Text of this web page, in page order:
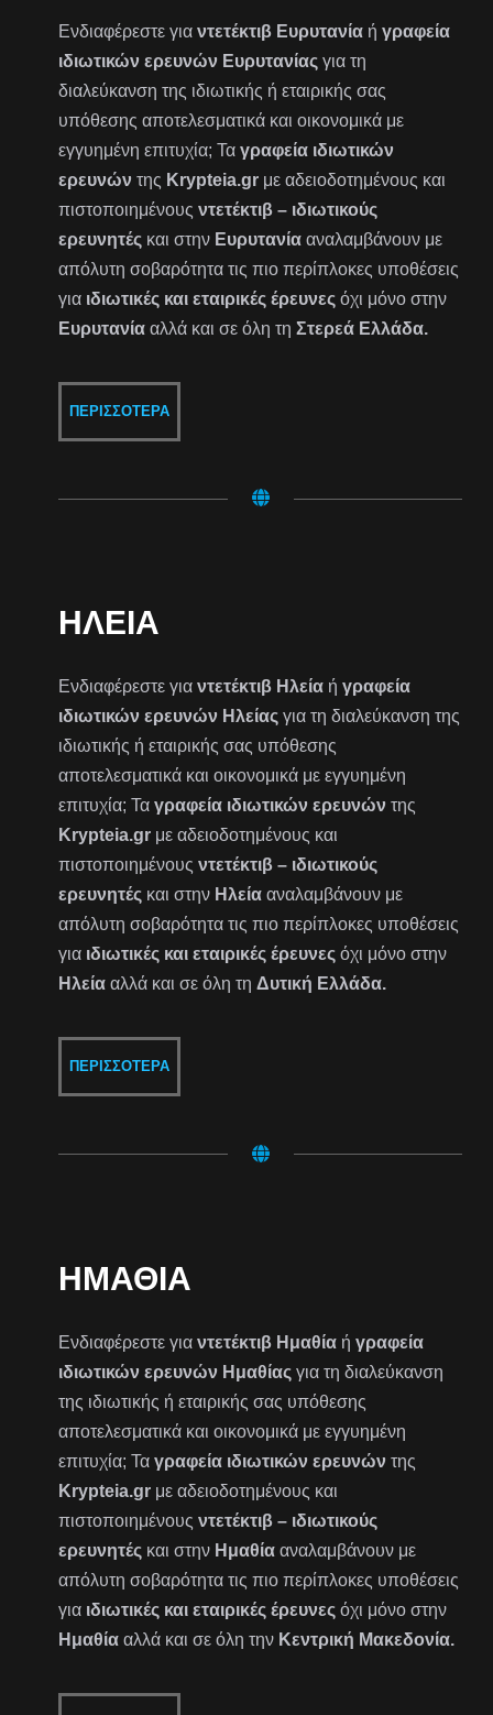
Ενδιαφέρεστε γιαντετέκτιβ Ευρυτανία ήγραφεία
ιδιωτικών ερευνών Ευρυτανίας για τη
διαλεύκανση της ιδιωτικής ή εταιρικής σας
υπόθεσης αποτελεσματικά και οικονομικά με
εγγυημένη επιτυχία; Ταγραφεία ιδιωτικών
ερευνών της Krypteia.gr με αδειοδοτημένους και
πιστοποιημένουςντετέκτιβ – ιδιωτικούς
ερευνητές και στην Ευρυτανία αναλαμβάνουν με
απόλυτη σοβαρότητα τις πιο περίπλοκες υποθέσεις
για ιδιωτικές και εταιρικές έρευνες όχι μόνο στην
Ευρυτανία αλλά και σε όλη τηΣτερεά Ελλάδα.
ΠΕΡΙΣΣΌΤΕΡΑ
ΗΛΕΊΑ
Ενδιαφέρεστε γιαντετέκτιβ Ηλεία ήγραφεία
ιδιωτικών ερευνών Ηλείας για τη διαλεύκανση της
ιδιωτικής ή εταιρικής σας υπόθεσης
αποτελεσματικά και οικονομικά με εγγυημένη
επιτυχία; Ταγραφεία ιδιωτικών ερευνών της
Krypteia.gr με αδειοδοτημένους και
πιστοποιημένουςντετέκτιβ – ιδιωτικούς
ερευνητές και στην Ηλεία αναλαμβάνουν με
απόλυτη σοβαρότητα τις πιο περίπλοκες υποθέσεις
για ιδιωτικές και εταιρικές έρευνες όχι μόνο στην
Ηλεία αλλά και σε όλη τηΔυτική Ελλάδα.
ΠΕΡΙΣΣΌΤΕΡΑ
ΗΜΑΘΊΑ
Ενδιαφέρεστε γιαντετέκτιβ Ημαθία ήγραφεία
ιδιωτικών ερευνών Ημαθίας για τη διαλεύκανση
της ιδιωτικής ή εταιρικής σας υπόθεσης
αποτελεσματικά και οικονομικά με εγγυημένη
επιτυχία; Ταγραφεία ιδιωτικών ερευνών της
Krypteia.gr με αδειοδοτημένους και
πιστοποιημένουςντετέκτιβ – ιδιωτικούς
ερευνητές και στην Ημαθία αναλαμβάνουν με
απόλυτη σοβαρότητα τις πιο περίπλοκες υποθέσεις
για ιδιωτικές και εταιρικές έρευνες όχι μόνο στην
Ημαθία αλλά και σε όλη την Κεντρική Μακεδονία.